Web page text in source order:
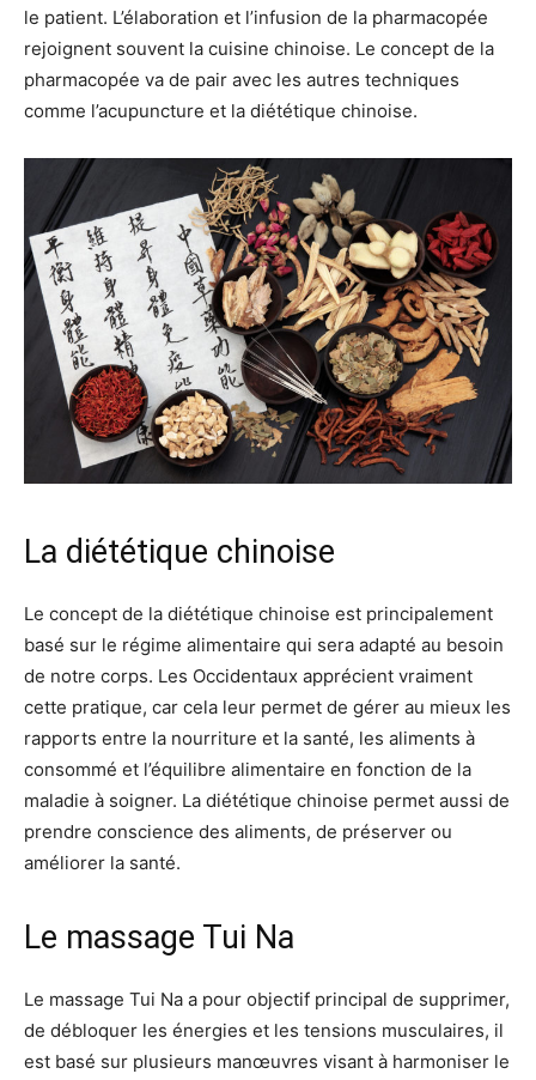
le patient. L’élaboration et l’infusion de la pharmacopée
rejoignent souvent la cuisine chinoise. Le concept de la
pharmacopée va de pair avec les autres techniques
comme l’acupuncture et la diététique chinoise.
La diététique chinoise
Le concept de la diététique chinoise est principalement
basé sur le régime alimentaire qui sera adapté au besoin
de notre corps. Les Occidentaux apprécient vraiment
cette pratique, car cela leur permet de gérer au mieux les
rapports entre la nourriture et la santé, les aliments à
consommé et l’équilibre alimentaire en fonction de la
maladie à soigner. La diététique chinoise permet aussi de
prendre conscience des aliments, de préserver ou
améliorer la santé.
Le massage Tui Na
Le massage Tui Na a pour objectif principal de supprimer,
de débloquer les énergies et les tensions musculaires, il
est basé sur plusieurs manœuvres visant à harmoniser le